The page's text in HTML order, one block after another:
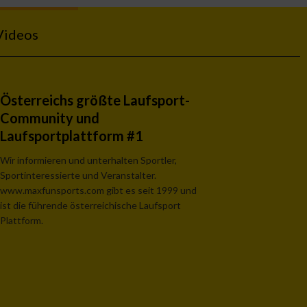
Österreichs größte Laufsport-
Community und
Laufsportplattform #1
Wir informieren und unterhalten Sportler,
Sportinteressierte und Veranstalter.
www.maxfunsports.com gibt es seit 1999 und
ist die führende österreichische Laufsport
Plattform.